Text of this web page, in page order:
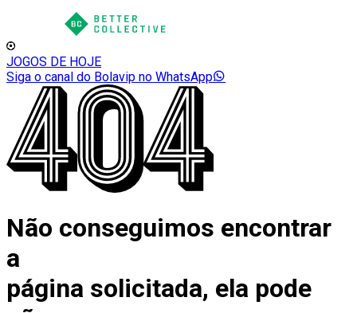
JOGOS DE HOJE
Siga o canal do Bolavip no WhatsApp
Não conseguimos encontrar
a
página solicitada, ela pode